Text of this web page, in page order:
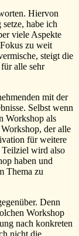
Hiervon
habe ich
viele Aspekte
zu weit
steigt die
alle sehr
mit der
Selbst wenn
Workshop als
der alle
für weitere
Teilziel wird also
haben und
Thema zu
Denn
Workshop
nach konkreten
nicht die